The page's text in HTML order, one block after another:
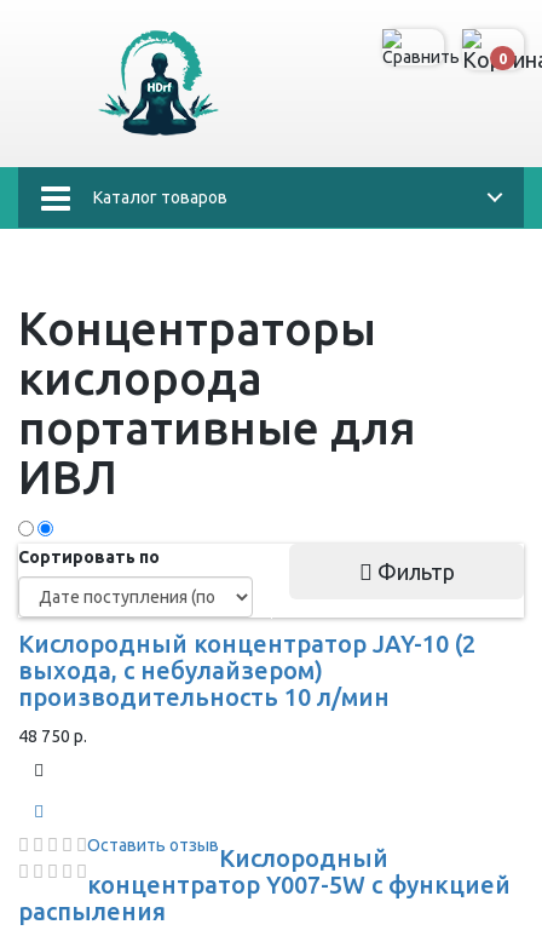
0
Каталог товаров
Концентраторы
кислорода
портативные для
ИВЛ
Сортировать по
Фильтр
Кислородный концентратор JAY-10 (2
выхода, с небулайзером)
производительность 10 л/мин
48 750 р.
Оставить отзывКислородный
концентратор Y007-5W с функцией
распыления